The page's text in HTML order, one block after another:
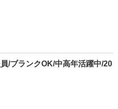
/ブランクOK/中高年活躍中/20